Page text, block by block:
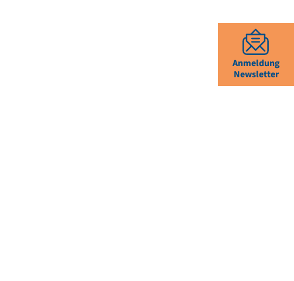
Anmeldung
Newsletter